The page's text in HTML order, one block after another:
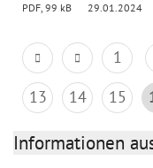
PDF, 99 kB 29.01.2024
1
13
14 15
Informationen